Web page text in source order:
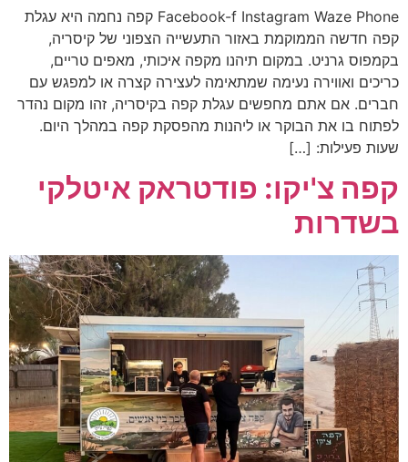
Facebook-f Instagram Waze Phone קפה נחמה היא עגלת
קפה חדשה הממוקמת באזור התעשייה הצפוני של קיסריה,
בקמפוס גרניט. במקום תיהנו מקפה איכותי, מאפים טריים,
כריכים ואווירה נעימה שמתאימה לעצירה קצרה או למפגש עם
חברים. אם אתם מחפשים עגלת קפה בקיסריה, זהו מקום נהדר
לפתוח בו את הבוקר או ליהנות מהפסקת קפה במהלך היום.
שעות פעילות: […]
קפה צ'יקו: פודטראק איטלקי
בשדרות